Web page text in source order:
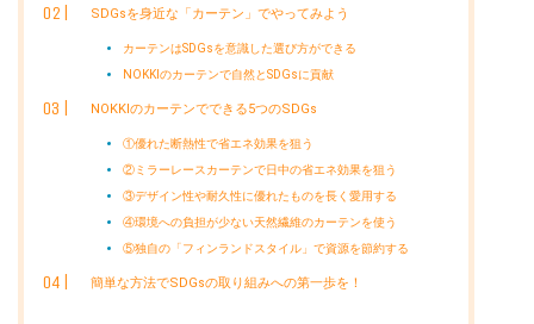
SDGsを身近な「カーテン」でやってみよう
カーテンはSDGsを意識した選び方ができる
NOKKIのカーテンで自然とSDGsに貢献
NOKKIのカーテンでできる5つのSDGs
①優れた断熱性で省エネ効果を狙う
②ミラーレースカーテンで日中の省エネ効果を狙う
③デザイン性や耐久性に優れたものを長く愛用する
④環境への負担が少ない天然繊維のカーテンを使う
⑤独自の「フィンランドスタイル」で資源を節約する
簡単な方法でSDGsの取り組みへの第一歩を！